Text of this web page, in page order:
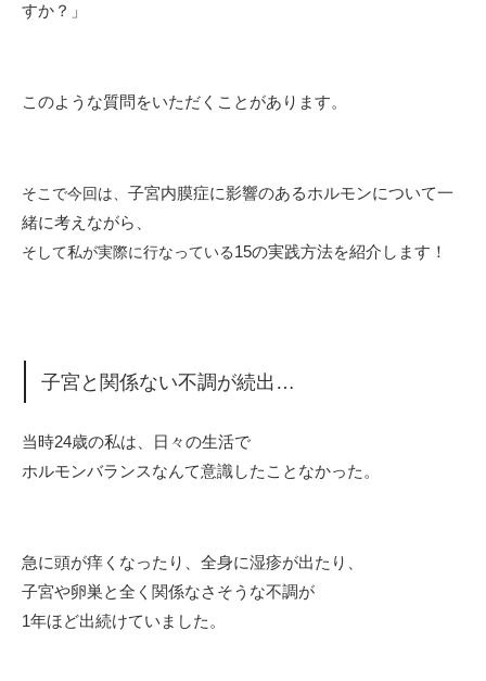
すか？」
このような質問をいただくことがあります。
そこで今回は、 子宮内膜症に影響のあるホルモンについて一
緒に考えながら、
そして私が実際に行なっている15の実践方法を紹介します！
子宮と関係ない不調が続出…
当時24歳の私は、日々の生活で
ホルモンバランスなんて意識したことなかった。
急に頭が痒くなったり、全身に湿疹が出たり、
子宮や卵巣と全く関係なさそうな不調が
1年ほど出続けていました。